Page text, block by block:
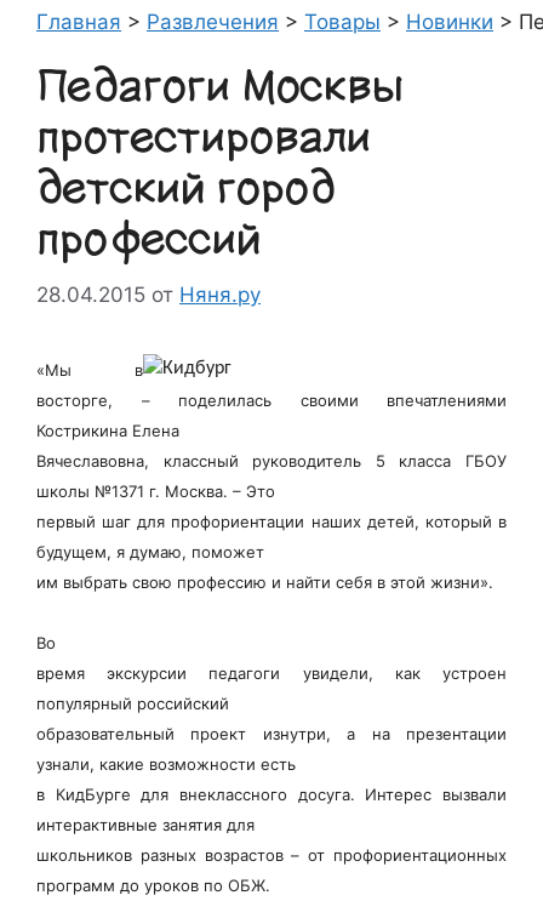
Главная > Развлечения > Товары > Новинки >
Педагоги Москвы
протестировали
детский город
профессий
28.04.2015 от Няня.ру
«Мы в
восторге, – поделилась своими впечатлениями
Кострикина Елена
Вячеславовна, классный руководитель 5 класса ГБОУ
школы №1371 г. Москва. – Это
первый шаг для профориентации наших детей, который в
будущем, я думаю, поможет
им выбрать свою профессию и найти себя в этой жизни».
Во
время экскурсии педагоги увидели, как устроен
популярный российский
образовательный проект изнутри, а на презентации
узнали, какие возможности есть
в КидБурге для внеклассного досуга. Интерес вызвали
интерактивные занятия для
школьников разных возрастов – от профориентационных
программ до уроков по ОБЖ.